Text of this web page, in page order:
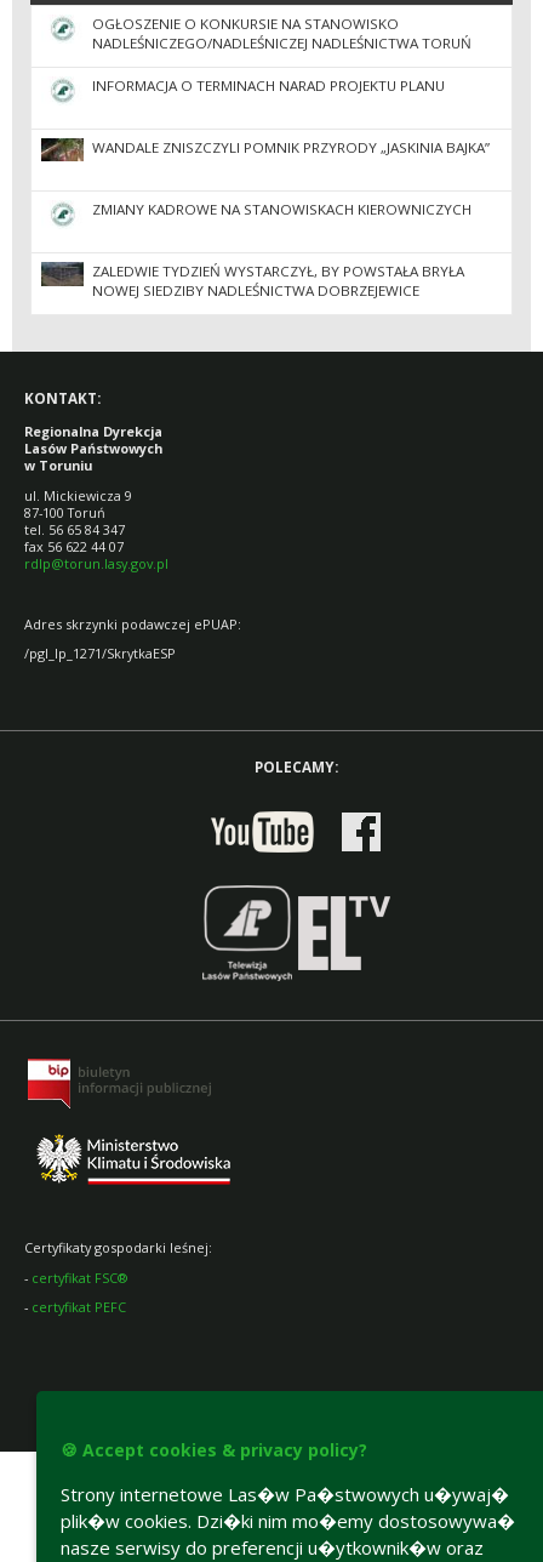
OGŁOSZENIE O KONKURSIE NA STANOWISKO
NADLEŚNICZEGO/NADLEŚNICZEJ NADLEŚNICTWA TORUŃ
INFORMACJA O TERMINACH NARAD PROJEKTU PLANU
WANDALE ZNISZCZYLI POMNIK PRZYRODY „JASKINIA BAJKA”
ZMIANY KADROWE NA STANOWISKACH KIEROWNICZYCH
ZALEDWIE TYDZIEŃ WYSTARCZYŁ, BY POWSTAŁA BRYŁA
NOWEJ SIEDZIBY NADLEŚNICTWA DOBRZEJEWICE
KONTAKT:
Regionalna Dyrekcja
Lasów Państwowych
w Toruniu
ul. Mickiewicza 9
87-100 Toruń
tel. 56 65 84 347
fax 56 622 44 07
rdlp@torun.lasy.gov.pl
Adres skrzynki podawczej ePUAP:
/pgl_lp_1271/SkrytkaESP
POLECAMY:
Certyfikaty gospodarki leśnej:
- certyfikat FSC®
- certyfikat PEFC
🍪 Accept cookies & privacy policy?
Strony internetowe Las�w Pa�stwowych u�ywaj�
plik�w cookies. Dzi�ki nim mo�emy dostosowywa�
nasze serwisy do preferencji u�ytkownik�w oraz